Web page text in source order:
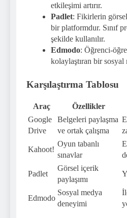
etkileşimi artırır.
Padlet: Fikirlerin
bir platformdur. Sınıf
şekilde kullanılır.
Edmodo: Öğrenci-
kolaylaştıran bir
Karşılaştırma Tablosu
Araç Özellikler
Google
Drive
Belgeleri paylaşma
ve ortak çalışma
Kahoot!
Oyun tabanlı
sınavlar
Padlet
Görsel içerik
paylaşımı
Edmodo
Sosyal medya
deneyimi